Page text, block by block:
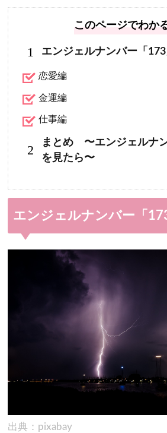
このページでわか
1 エンジェルナンバー「
恋愛編
金運編
仕事編
2
まとめ 〜エンジェルナン
を見たら〜
エンジェルナンバー「
出典：pixabay